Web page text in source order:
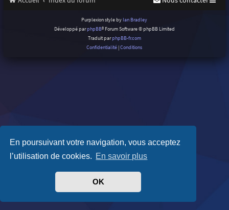
En poursuivant votre navigation, vous acceptez
l’utilisation de cookies. En savoir plus
OK
Purplexion style by Ian Bradley
Développé parphpBB® Forum Software © phpBB Limited
Traduit parphpBB-fr.com
Confidentialité |Conditions